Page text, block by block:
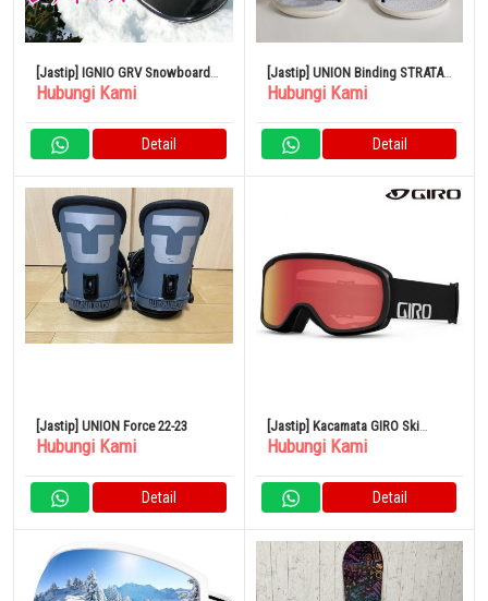
[Jastip] IGNIO GRV Snowboard 2
Set 138cm
Hubungi Kami
Detail
[Jastip] UNION Binding STRATA
23-24 M Putih
Hubungi Kami
Detail
[Jastip] UNION Force 22-23
Hubungi Kami
Detail
[Jastip] Kacamata GIRO Ski
Cruise Hitam 7130397
Hubungi Kami
Detail